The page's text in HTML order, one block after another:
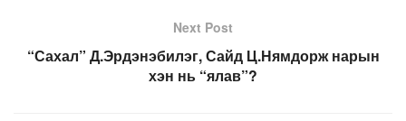
Next Post
“Сахал” Д.Эрдэнэбилэг, Сайд Ц.Нямдорж нарын
хэн нь “ялав”?